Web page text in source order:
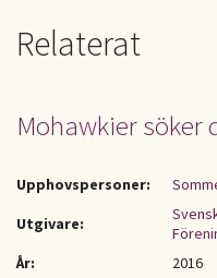
Relaterat
Mohawkier söker
Upphovspersoner:
Utgivare:
År:
2016